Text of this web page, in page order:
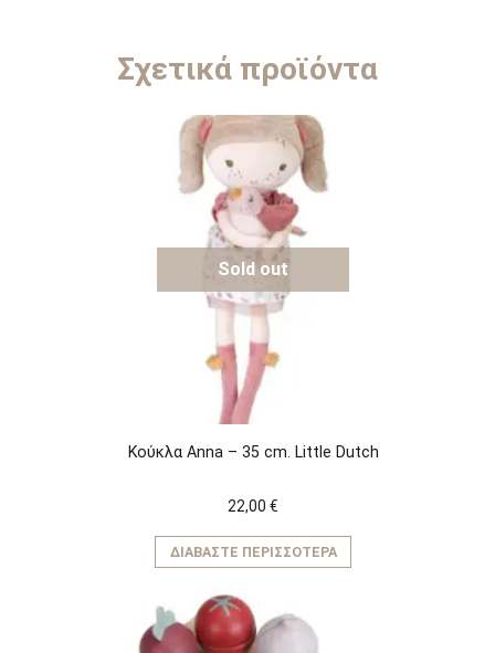
Σχετικά προϊόντα
Sold out
Κούκλα Anna – 35 cm. Little Dutch
22,00 €
ΔΙΑΒΆΣΤΕ ΠΕΡΙΣΣΌΤΕΡΑ